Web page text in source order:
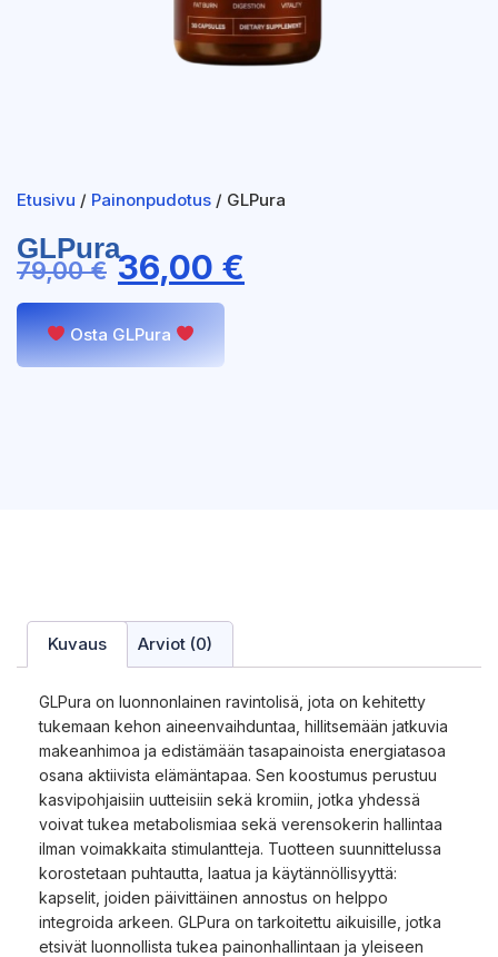
Etusivu / Painonpudotus / GLPura
GLPura
79,00€ 36,00 €
Osta GLPura
Kuvaus Arviot (0)
GLPura on luonnonlainen ravintolisä, jota on kehitetty
tukemaan kehon aineenvaihduntaa, hillitsemään jatkuvia
makeanhimoa ja edistämään tasapainoista energiatasoa
osana aktiivista elämäntapaa. Sen koostumus perustuu
kasvipohjaisiin uutteisiin sekä kromiin, jotka yhdessä
voivat tukea metabolismiaa sekä verensokerin hallintaa
ilman voimakkaita stimulantteja. Tuotteen suunnittelussa
korostetaan puhtautta, laatua ja käytännöllisyyttä:
kapselit, joiden päivittäinen annostus on helppo
integroida arkeen. GLPura on tarkoitettu aikuisille, jotka
etsivät luonnollista tukea painonhallintaan ja yleiseen